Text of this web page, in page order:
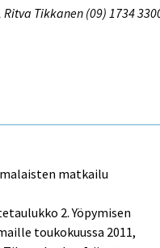
Tikkanen (09) 1734
matkailu
2. Yöpymisen
toukokuussa 2011,